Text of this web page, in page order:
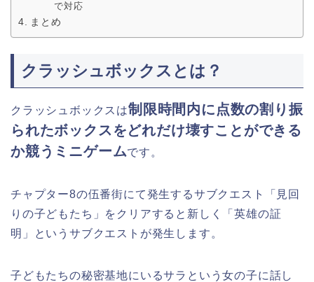
で対応
まとめ
クラッシュボックスとは？
クラッシュボックスは制限時間内に点数の割り振
られたボックスをどれだけ壊すことができる
か競うミニゲームです。
チャプター8の伍番街にて発生するサブクエスト「見回
りの子どもたち」をクリアすると新しく「英雄の証
明」というサブクエストが発生します。
子どもたちの秘密基地にいるサラという女の子に話し